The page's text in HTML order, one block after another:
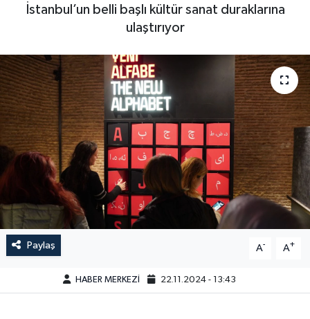
İstanbul’un belli başlı kültür sanat duraklarına
ulaştırıyor
Paylaş A- A+
HABER MERKEZİ 22.11.2024 - 13:43